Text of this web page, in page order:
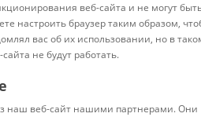
Х2
Код: 1274834
веб-сайта и не могут
настроить браузер таким образом,
вас об их использовании, но в
не будут работать.
наш веб-сайт нашими партнерами. Они